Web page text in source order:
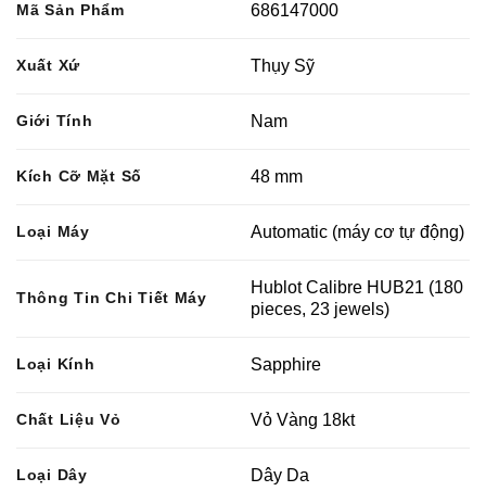
Mã Sản Phẩm 686147000
Xuất Xứ Thụy Sỹ
Giới Tính Nam
Kích Cỡ Mặt Số 48 mm
Loại Máy Automatic (máy cơ tự động)
Thông Tin Chi Tiết Máy
Hublot Calibre HUB21 (180
pieces, 23 jewels)
Loại Kính Sapphire
Chất Liệu Vỏ Vỏ Vàng 18kt
Loại Dây Dây Da